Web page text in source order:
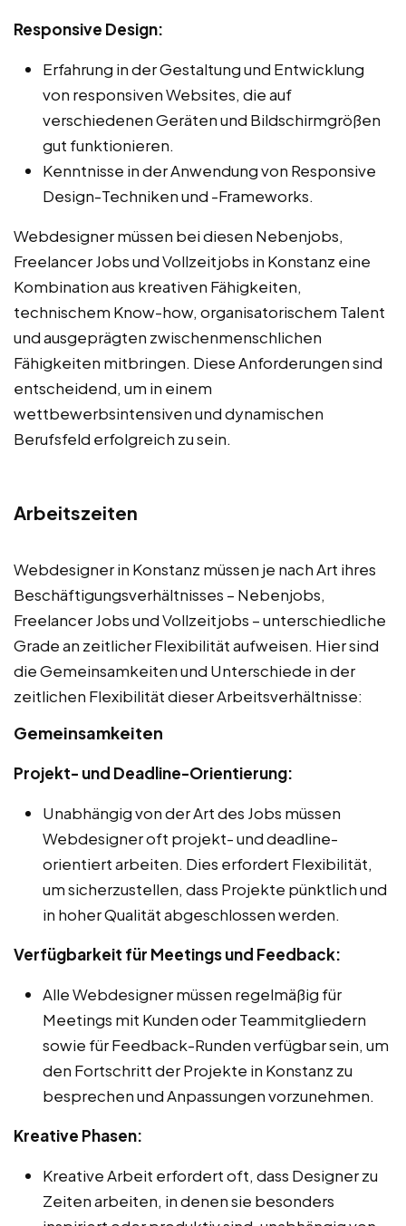
Responsive Design:
Erfahrung in der Gestaltung und Entwicklung
von responsiven Websites, die auf
verschiedenen Geräten und Bildschirmgrößen
gut funktionieren.
Kenntnisse in der Anwendung von Responsive
Design-Techniken und -Frameworks.
Webdesigner müssen bei diesen Nebenjobs,
Freelancer Jobs und Vollzeitjobs in Konstanz eine
Kombination aus kreativen Fähigkeiten,
technischem Know-how, organisatorischem Talent
und ausgeprägten zwischenmenschlichen
Fähigkeiten mitbringen. Diese Anforderungen sind
entscheidend, um in einem
wettbewerbsintensiven und dynamischen
Berufsfeld erfolgreich zu sein.
Arbeitszeiten
Webdesigner in Konstanz müssen je nach Art ihres
Beschäftigungsverhältnisses – Nebenjobs,
Freelancer Jobs und Vollzeitjobs – unterschiedliche
Grade an zeitlicher Flexibilität aufweisen. Hier sind
die Gemeinsamkeiten und Unterschiede in der
zeitlichen Flexibilität dieser Arbeitsverhältnisse:
Gemeinsamkeiten
Projekt- und Deadline-Orientierung:
Unabhängig von der Art des Jobs müssen
Webdesigner oft projekt- und deadline-
orientiert arbeiten. Dies erfordert Flexibilität,
um sicherzustellen, dass Projekte pünktlich und
in hoher Qualität abgeschlossen werden.
Verfügbarkeit für Meetings und Feedback:
Alle Webdesigner müssen regelmäßig für
Meetings mit Kunden oder Teammitgliedern
sowie für Feedback-Runden verfügbar sein, um
den Fortschritt der Projekte in Konstanz zu
besprechen und Anpassungen vorzunehmen.
Kreative Phasen:
Kreative Arbeit erfordert oft, dass Designer zu
Zeiten arbeiten, in denen sie besonders